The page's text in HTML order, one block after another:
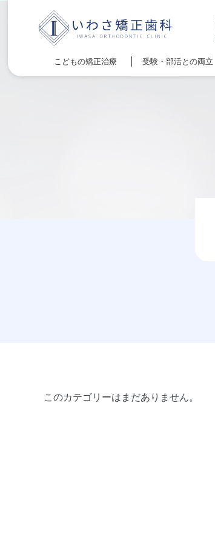
こどもの矯正治療 受験・部活との両立
このカテゴリーはまだありません。